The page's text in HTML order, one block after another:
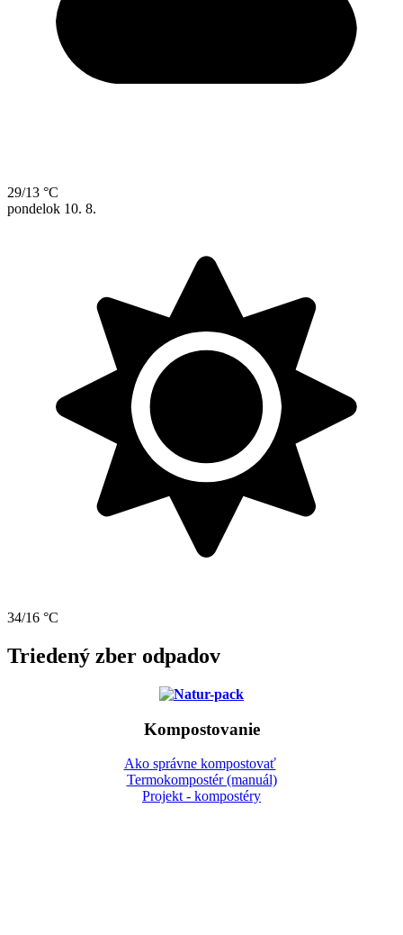
29/13 °C
pondelok 10. 8.
34/16 °C
Triedený zber odpadov
Kompostovanie
Ako správne kompostovať
Termokompostér (manuál)
Projekt - kompostéry